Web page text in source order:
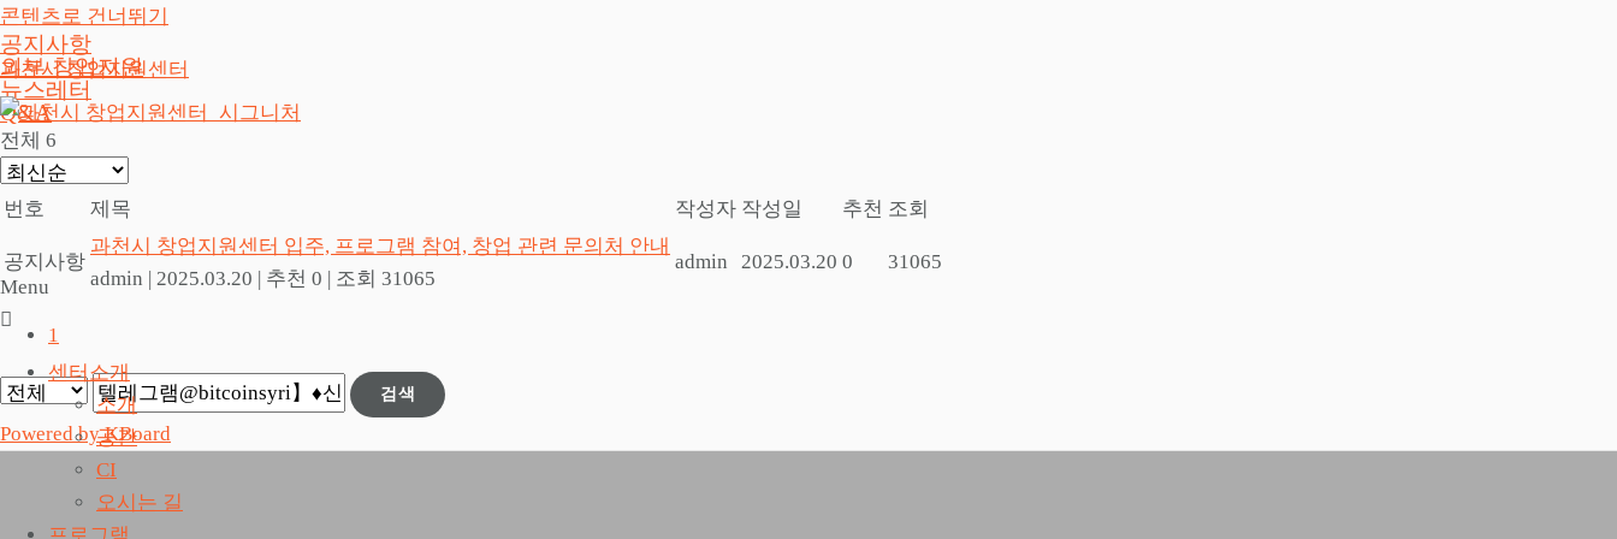
콘텐츠로 건너뛰기
과천시 창업지원센터
Menu
센터소개
소개
공간
CI
오시는 길
프로그램
공지사항
외부 창업지원
뉴스레터
Q&A
전체 6
번호 제목 작성자 작성일 추천 조회
공지사항
과천시 창업지원센터 입주, 프로그램 참여, 창업 관련 문의처 안내
admin | 2025.03.20 | 추천 0 | 조회 31065
admin 2025.03.20 0 31065
1
검색
Powered by KBoard